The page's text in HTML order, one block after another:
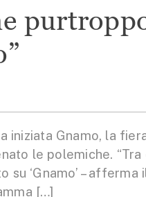
iniziata Gnamo, la
le polemiche.
su ‘Gnamo’ –
[…]